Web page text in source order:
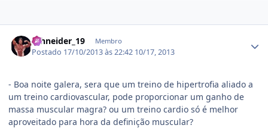
schneider_19 Membro
Postado 17/10/2013 às 22:42 10/17, 2013
- Boa noite galera, sera que um treino de hipertrofia aliado a
um treino cardiovascular, pode proporcionar um ganho de
massa muscular magra? ou um treino cardio só é melhor
aproveitado para hora da definição muscular?